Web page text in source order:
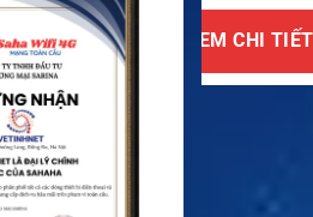
TIẾT